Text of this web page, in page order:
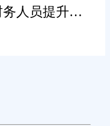
人员提升对